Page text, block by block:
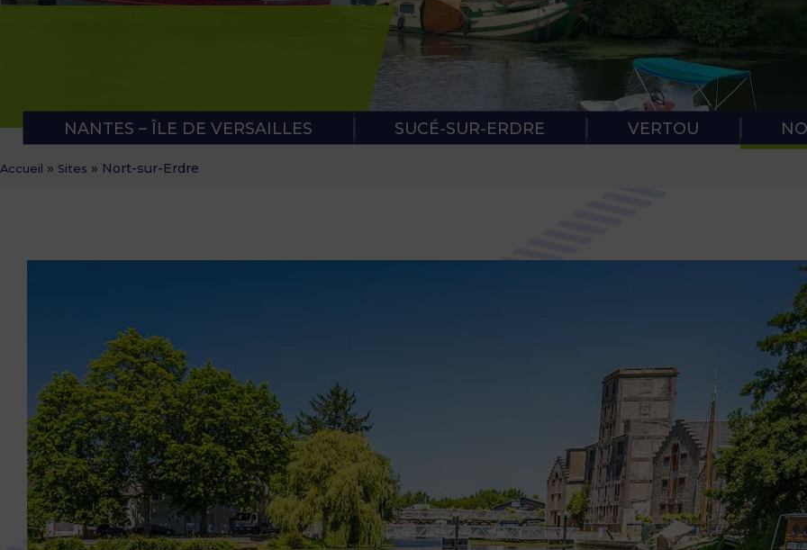
RUBAN VERT
NANTES – ÎLE DE VERSAILLES SUCÉ-SUR-ERDRE VERTOU
Accueil » Sites » Nort-sur-Erdre